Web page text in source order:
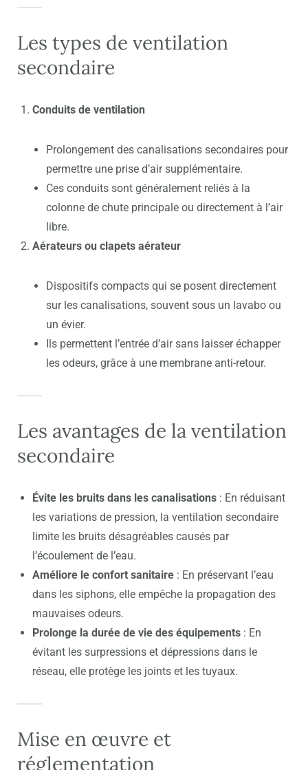
Les types de ventilation
secondaire
Conduits de ventilation
Prolongement des canalisations secondaires pour
permettre une prise d’air supplémentaire.
Ces conduits sont généralement reliés à la
colonne de chute principale ou directement à l’air
libre.
Aérateurs ou clapets aérateur
Dispositifs compacts qui se posent directement
sur les canalisations, souvent sous un lavabo ou
un évier.
Ils permettent l’entrée d’air sans laisser échapper
les odeurs, grâce à une membrane anti-retour.
Les avantages de la ventilation
secondaire
Évite les bruits dans les canalisations : En réduisant
les variations de pression, la ventilation secondaire
limite les bruits désagréables causés par
l’écoulement de l’eau.
Améliore le confort sanitaire : En préservant l’eau
dans les siphons, elle empêche la propagation des
mauvaises odeurs.
Prolonge la durée de vie des équipements : En
évitant les surpressions et dépressions dans le
réseau, elle protège les joints et les tuyaux.
Mise en œuvre et
réglementation